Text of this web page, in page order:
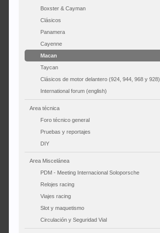
Boxster & Cayman
Clásicos
Panamera
Cayenne
Macan
Taycan
Clásicos de motor delantero (924, 944, 968 y 928)
International forum (english)
Area técnica
Foro técnico general
Pruebas y reportajes
DIY
Area Miscelánea
PDM - Meeting Internacional Soloporsche
Relojes racing
Viajes racing
Slot y maquetismo
Circulación y Seguridad Vial